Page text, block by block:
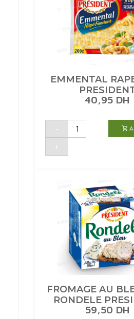
EMMENTAL
40,95 DH
-
quantité
EMMENTAL
PRESIDENT
+
FROMAGE AU
RONDELE
59,50 DH